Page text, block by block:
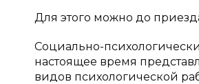
Для этого можно до
Социально-
настоящее время
видов психологической